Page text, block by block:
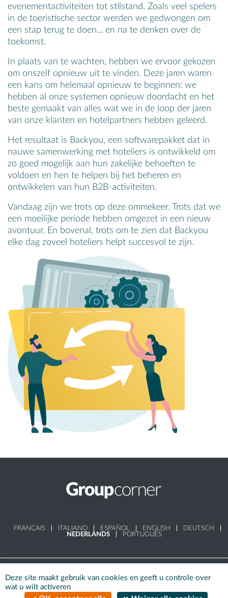
evenementactiviteiten tot stilstand. Zoals veel spelers
in de toeristische sector werden we gedwongen om
een stap terug te doen... en na te denken over de
toekomst.
In plaats van te wachten, hebben we ervoor gekozen
om onszelf opnieuw uit te vinden. Deze jaren waren
een kans om helemaal opnieuw te beginnen: we
hebben al onze systemen opnieuw doordacht en het
beste gemaakt van alles wat we in de loop der jaren
van onze klanten en hotelpartners hebben geleerd.
Het resultaat is Backyou, een softwarepakket dat in
nauwe samenwerking met hoteliers is ontwikkeld om
zo goed mogelijk aan hun zakelijke behoeften te
voldoen en hen te helpen bij het beheren en
ontwikkelen van hun B2B-activiteiten.
Vandaag zijn we trots op deze ommekeer. Trots dat we
een moeilijke periode hebben omgezet in een nieuw
avontuur. En bovenal, trots om te zien dat Backyou
elke dag zoveel hoteliers helpt succesvol te zijn.
FRANÇAIS ITALIANO ESPAÑOL ENGLISH
DEUTSCH
NEDERLANDS
PORTUGUÊS
gebruiksvoorwaarden-Gestion des cookies
© AGAH - Alle rechten voorbehouden
Deze site maakt gebruik van cookies en geeft u controle over
wat u wilt activeren